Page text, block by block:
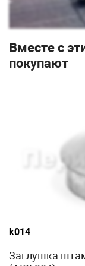
Вместе с
покупают
k014
Заглушка